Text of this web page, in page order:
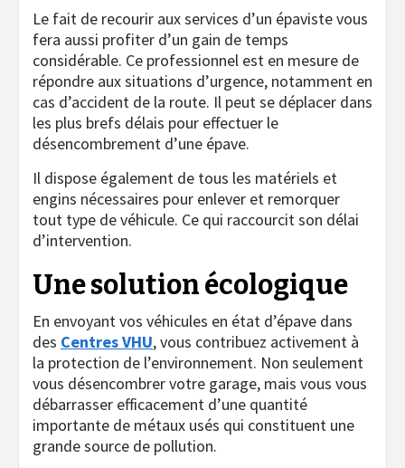
Le fait de recourir aux services d’un épaviste vous
fera aussi profiter d’un gain de temps
considérable. Ce professionnel est en mesure de
répondre aux situations d’urgence, notamment en
cas d’accident de la route. Il peut se déplacer dans
les plus brefs délais pour effectuer le
désencombrement d’une épave.
Il dispose également de tous les matériels et
engins nécessaires pour enlever et remorquer
tout type de véhicule. Ce qui raccourcit son délai
d’intervention.
Une solution écologique
En envoyant vos véhicules en état d’épave dans
des Centres VHU, vous contribuez activement à
la protection de l’environnement. Non seulement
vous désencombrer votre garage, mais vous vous
débarrasser efficacement d’une quantité
importante de métaux usés qui constituent une
grande source de pollution.